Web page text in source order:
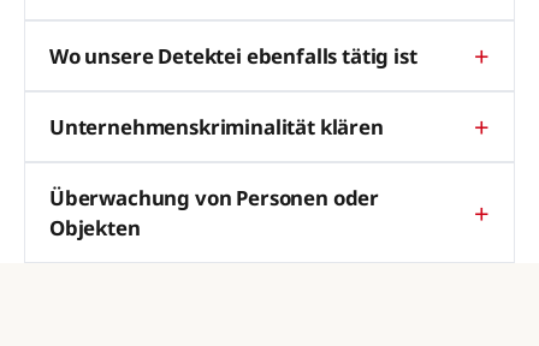
Wo unsere Detektei ebenfalls tätig ist
Unternehmenskriminalität klären
Überwachung von Personen oder
Objekten